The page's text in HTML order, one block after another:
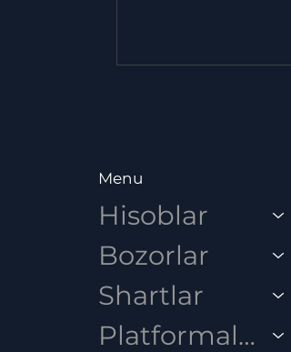
orqali bonusni
kelayotganingizga
Rock-West’dagi
jumladan sozlamalarni
yakunlash va KY
Menu
Hisoblar
Bozorlar
Shartlar
Platformalar